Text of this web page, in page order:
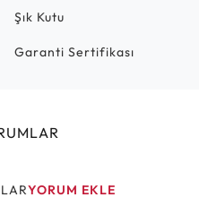
Şık Kutu
Garanti Sertifikası
YORUM EKLE